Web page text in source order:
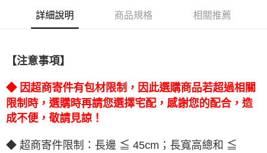
詳細說明 商品規格 相關推薦
【注意事項】
◆ 因超商寄件有包材限制，因此選購商品若超過相關
限制時，選購時再請您選擇宅配，感謝您的配合，造
成不便，敬請見諒！
◆ 超商寄件限制：長邊 ≦ 45cm；長寬高總和 ≦